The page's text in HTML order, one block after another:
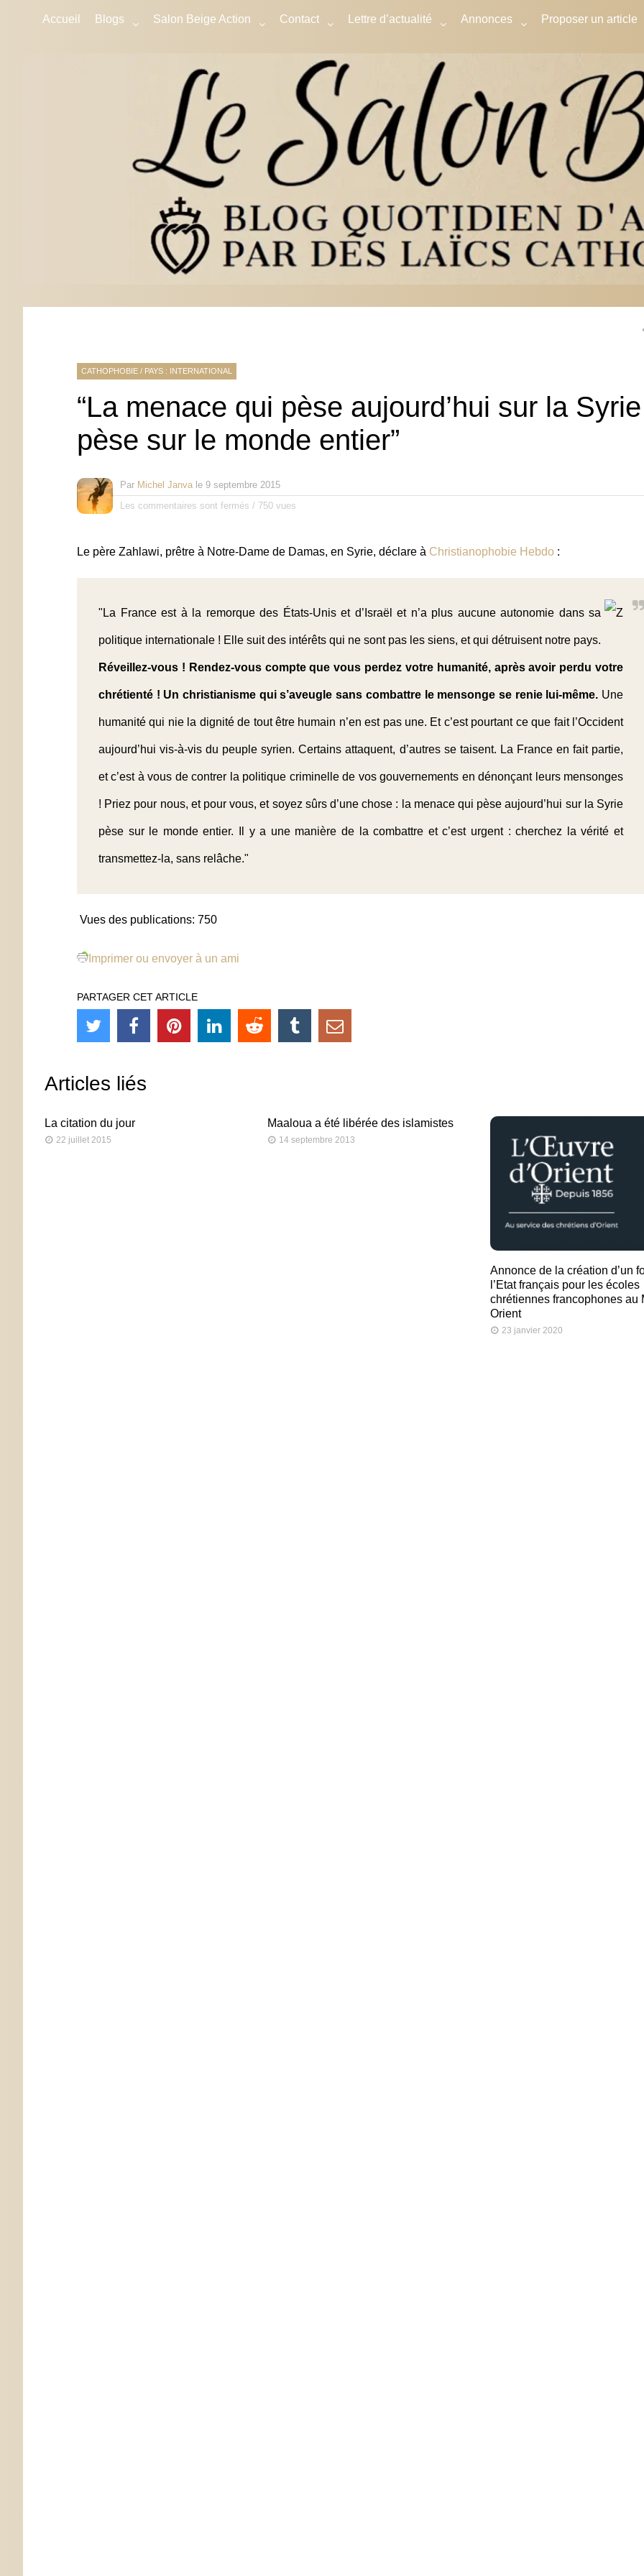
Accueil Blogs Salon Beige Action Contact Lettre d’actualité Annonces Proposer un article
CATHOPHOBIE / PAYS : INTERNATIONAL
“La menace qui pèse aujourd’hui sur la Syrie
pèse sur le monde entier”
Par Michel Janva le 9 septembre 2015
Les commentaires sont fermés / 750 vues
Le père Zahlawi, prêtre à Notre-Dame de Damas, en Syrie, déclare à Christianophobie Hebdo :
"La France est à la remorque des États-Unis et d’Israël et n’a plus aucune autonomie dans sa
politique internationale ! Elle suit des intérêts qui ne sont pas les siens, et qui détruisent notre pays.
Réveillez-vous ! Rendez-vous compte que vous perdez votre humanité, après avoir perdu votre
chrétienté ! Un christianisme qui s’aveugle sans combattre le mensonge se renie lui-même. Une
humanité qui nie la dignité de tout être humain n’en est pas une. Et c’est pourtant ce que fait l’Occident
aujourd’hui vis-à-vis du peuple syrien. Certains attaquent, d’autres se taisent. La France en fait partie,
et c’est à vous de contrer la politique criminelle de vos gouvernements en dénonçant leurs mensonges
! Priez pour nous, et pour vous, et soyez sûrs d’une chose : la menace qui pèse aujourd’hui sur la Syrie
pèse sur le monde entier. Il y a une manière de la combattre et c’est urgent : cherchez la vérité et
transmettez-la, sans relâche."
Vues des publications: 750
Imprimer ou envoyer à un ami
PARTAGER CET ARTICLE
Articles liés
La citation du jour
22 juillet 2015
Maaloua a été libérée des islamistes
14 septembre 2013
Annonce de la création d’un
l’Etat français pour les écoles
chrétiennes francophones au
Orient
23 janvier 2020